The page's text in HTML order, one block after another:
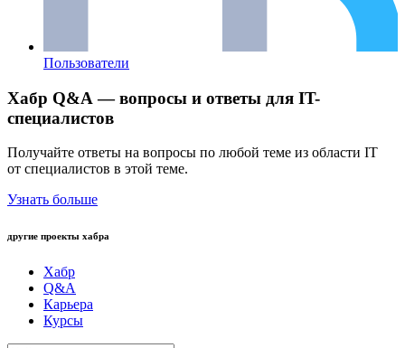
Пользователи
Хабр Q&A — вопросы и ответы для IT-
специалистов
Получайте ответы на вопросы по любой теме из области IT
от специалистов в этой теме.
Узнать больше
другие проекты хабра
Хабр
Q&A
Карьера
Курсы